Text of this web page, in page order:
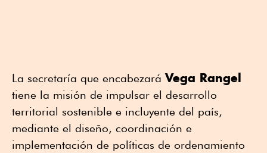
La secretaría que encabezaráVega Rangel
tiene la misión de impulsar el desarrollo
territorial sostenible e incluyente del país,
mediante el diseño, coordinación e
implementación de políticas de ordenamiento